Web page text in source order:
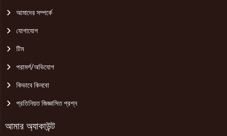
আমাদের সম্পর্কে
যোগাযোগ
টিম
পরামর্শ/অভিযোগ
কিভাবে কিনবো
প্রতিনিয়ত জিজ্ঞাসিত প্রশ্ন
আমার অ্যাকাউন্ট